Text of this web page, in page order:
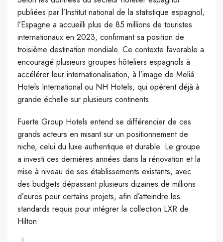
publiées par l’Institut national de la statistique espagnol,
l’Espagne a accueilli plus de 85 millions de touristes
internationaux en 2023, confirmant sa position de
troisième destination mondiale. Ce contexte favorable a
encouragé plusieurs groupes hôteliers espagnols à
accélérer leur internationalisation, à l’image de Meliá
Hotels International ou NH Hotels, qui opèrent déjà à
grande échelle sur plusieurs continents.
Fuerte Group Hotels entend se différencier de ces
grands acteurs en misant sur un positionnement de
niche, celui du luxe authentique et durable. Le groupe
a investi ces dernières années dans la rénovation et la
mise à niveau de ses établissements existants, avec
des budgets dépassant plusieurs dizaines de millions
d’euros pour certains projets, afin d’atteindre les
standards requis pour intégrer la collection LXR de
Hilton.